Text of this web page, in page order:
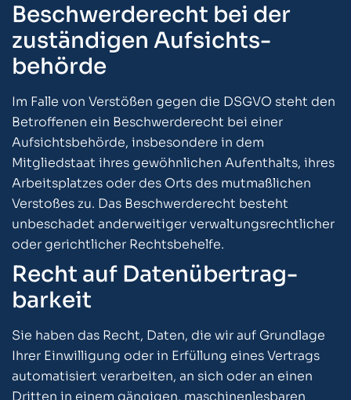
Beschwerde­recht bei der
zuständigen Aufsichts­
behörde
Im Falle von Verstößen gegen die DSGVO steht den
Betroffenen ein Beschwerderecht bei einer
Aufsichtsbehörde, insbesondere in dem
Mitgliedstaat ihres gewöhnlichen Aufenthalts, ihres
Arbeitsplatzes oder des Orts des mutmaßlichen
Verstoßes zu. Das Beschwerderecht besteht
unbeschadet anderweitiger verwaltungsrechtlicher
oder gerichtlicher Rechtsbehelfe.
Recht auf Daten­übertrag­
barkeit
Sie haben das Recht, Daten, die wir auf Grundlage
Ihrer Einwilligung oder in Erfüllung eines Vertrags
automatisiert verarbeiten, an sich oder an einen